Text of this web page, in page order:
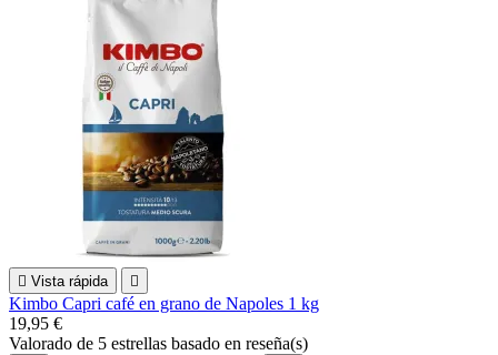
 Vista rápida 
Kimbo Capri café en grano de Napoles 1 kg
19,95 €
Valorado de 5 estrellas basado en reseña(s)